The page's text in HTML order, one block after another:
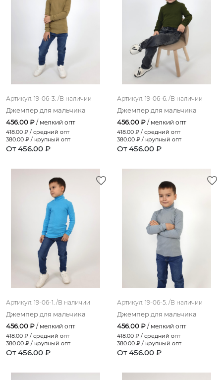
Артикул: 19-06-3. /В наличии
Джемпер для мальчика
456.00 ₽ / мелкий опт
418.00 ₽ / средний опт
380.00 ₽ / крупный опт
От 456.00 ₽
Артикул: 19-06-6. /В наличии
Джемпер для мальчика
456.00 ₽ / мелкий опт
418.00 ₽ / средний опт
380.00 ₽ / крупный опт
От 456.00 ₽
Артикул: 19-06-1. /В наличии
Джемпер для мальчика
456.00 ₽ / мелкий опт
418.00 ₽ / средний опт
380.00 ₽ / крупный опт
От 456.00 ₽
Артикул: 19-06-5. /В наличии
Джемпер для мальчика
456.00 ₽ / мелкий опт
418.00 ₽ / средний опт
380.00 ₽ / крупный опт
От 456.00 ₽